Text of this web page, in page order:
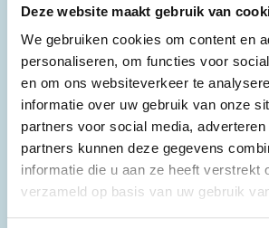
Deze website maakt gebruik van
We gebruiken cookies om content en
personaliseren, om functies voor
en om ons websiteverkeer te
informatie over uw gebruik van onze
partners voor social media,
partners kunnen deze gegevens
informatie die u aan ze heeft verstrekt
verzameld op basis van uw gebruik
alle betrokkenen met elkaar
kader van sociale veiligheid en
onderwerpen zijn verankerd in
van onze scholen.
Is er sprake van een incident,
beleid concrete
maatregelen om verdere
voorkomen en het sociaal